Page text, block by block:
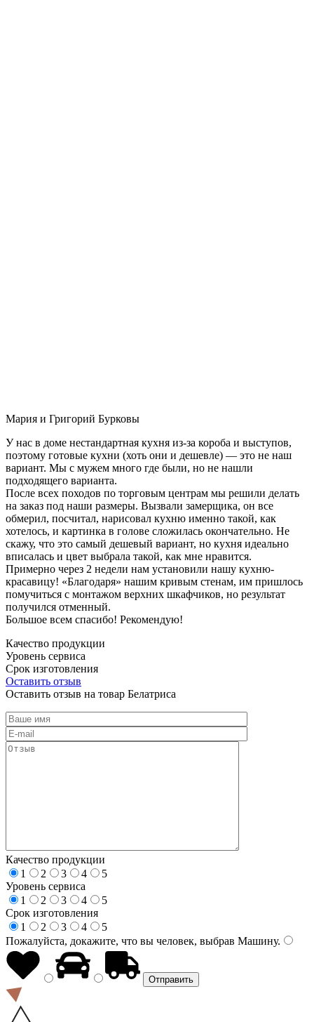
Мария и Григорий Бурковы
У нас в доме нестандартная кухня из-за короба и выступов,
поэтому готовые кухни (хоть они и дешевле) — это не наш
вариант. Мы с мужем много где были, но не нашли
подходящего варианта.
После всех походов по торговым центрам мы решили делать
на заказ под наши размеры. Вызвали замерщика, он все
обмерил, посчитал, нарисовал кухню именно такой, как
хотелось, и картинка в голове сложилась окончательно. Не
скажу, что это самый дешевый вариант, но кухня идеально
вписалась и цвет выбрала такой, как мне нравится.
Примерно через 2 недели нам установили нашу кухню-
красавицу! «Благодаря» нашим кривым стенам, им пришлось
помучиться с монтажом верхних шкафчиков, но результат
получился отменный.
Большое всем спасибо! Рекомендую!
Качество продукции
Уровень сервиса
Срок изготовления
Оставить отзыв
Оставить отзыв на товар Белатриса
Качество продукции
1
2 3 4
5
Уровень сервиса
1
2 3 4
5
Срок изготовления
1
2 3 4
5
Пожалуйста, докажите, что вы человек, выбрав Машину.